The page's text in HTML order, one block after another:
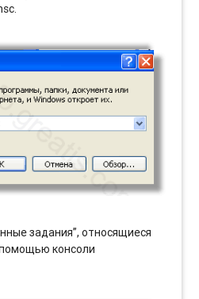
задания”, относящиеся
помощью консоли